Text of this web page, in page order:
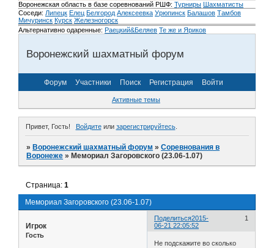
Воронежская область в базе соревнований РШФ: Турниры Шахматисты
Соседи: Липецк Елец Белгород Алексеевка Урюпинск Балашов Тамбов
Мичуринск Курск Железногорск
Альтернативно одаренные: Раецкий&Беляев Те же и Яриков
Воронежский шахматный форум
Форум Участники Поиск Регистрация Войти
Активные темы
Привет, Гость! Войдитеили зарегистрируйтесь.
»Воронежский шахматный форум »Соревнования в
Воронеже »Мемориал Загоровского (23.06-1.07)
Мемориал Загоровского (23.06-1.07)
Страница:1
Поделиться 1
2015-
06-21 22:05:52
Игрок
Гость
Не подскажите во сколько